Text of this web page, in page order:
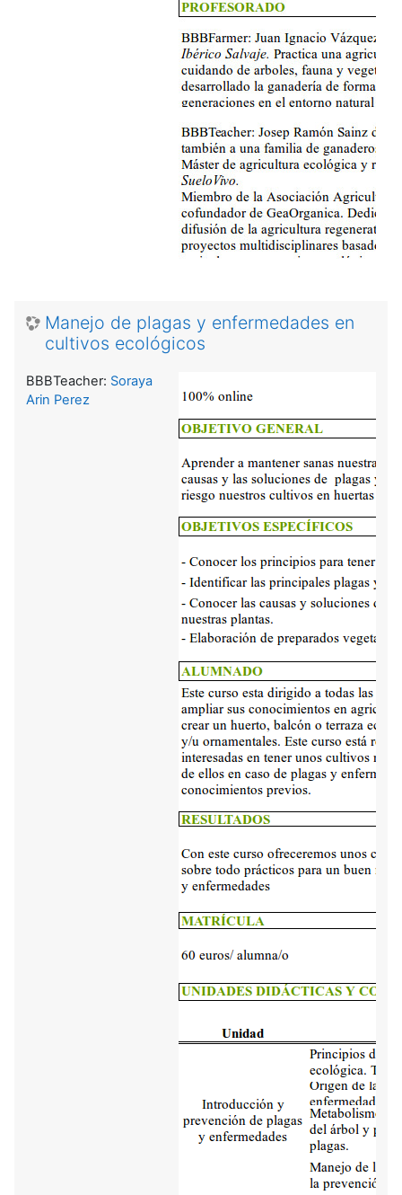
Manejo de plagas y enfermedades en
cultivos ecológicos
BBBTeacher: Soraya
Arin Perez